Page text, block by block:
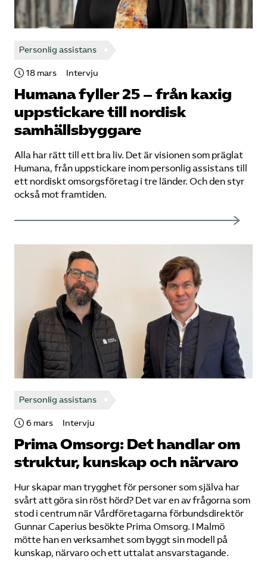
Personlig assistans
18 mars Intervju
Humana fyller 25 – från kaxig
uppstickare till nordisk
samhällsbyggare
Alla har rätt till ett bra liv. Det är visionen som präglat
Humana, från uppstickare inom personlig assistans till
ett nordiskt omsorgsföretag i tre länder. Och den styr
också mot framtiden.
Personlig assistans
6 mars Intervju
Prima Omsorg: Det handlar om
struktur, kunskap och närvaro
Hur skapar man trygghet för personer som själva har
svårt att göra sin röst hörd? Det var en av frågorna som
stod i centrum när Vårdföretagarna förbundsdirektör
Gunnar Caperius besökte Prima Omsorg. I Malmö
mötte han en verksamhet som byggt sin modell på
kunskap, närvaro och ett uttalat ansvarstagande.